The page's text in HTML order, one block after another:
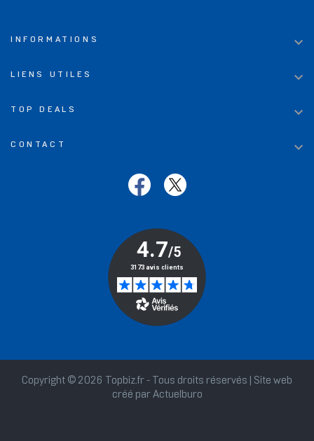
INFORMATIONS 
LIENS UTILES 
TOP DEALS 
CONTACT 
Copyright © 2026 Topbiz.fr - Tous droits réservés | Site web
créé par Actuelburo